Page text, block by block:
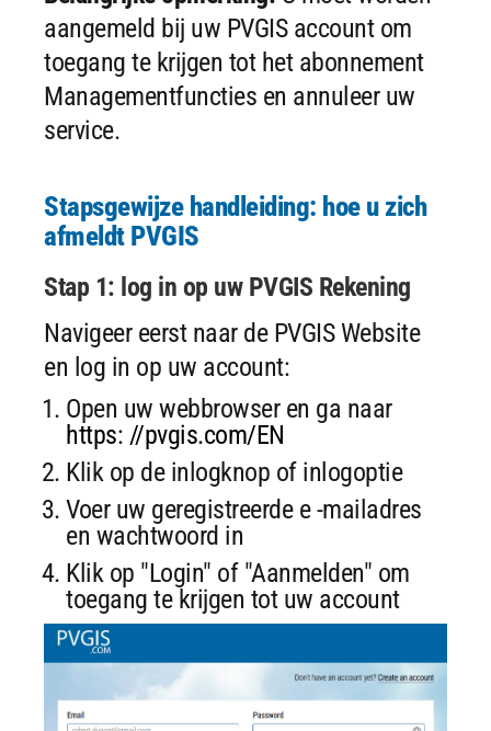
aangemeld bij uw PVGIS account om
toegang te krijgen tot het abonnement
Managementfuncties en annuleer uw
service.
Stapsgewijze handleiding: hoe u zich
afmeldt PVGIS
Stap 1: log in op uw PVGIS Rekening
Navigeer eerst naar de PVGIS Website
en log in op uw account:
Open uw webbrowser en ga naar
https: //pvgis.com/EN
Klik op de inlogknop of inlogoptie
Voer uw geregistreerde e -mailadres
en wachtwoord in
Klik op "Login" of "Aanmelden" om
toegang te krijgen tot uw account